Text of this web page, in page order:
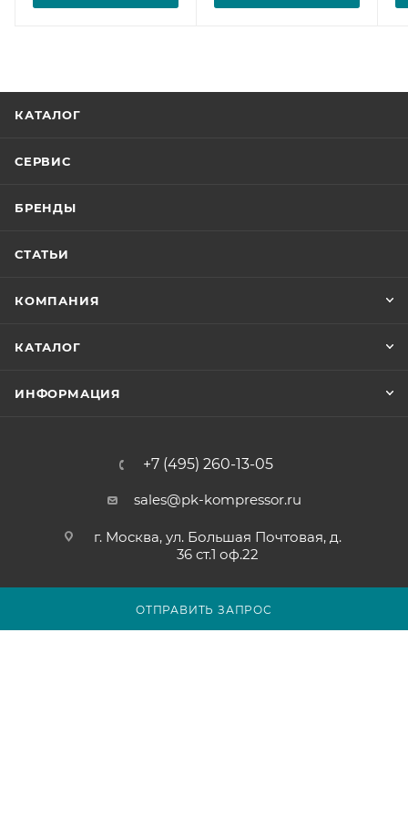
ОТПРАВИТЬ ЗАПРОС
КАТАЛОГ
СЕРВИС
БРЕНДЫ
СТАТЬИ
КОМПАНИЯ
КАТАЛОГ
ИНФОРМАЦИЯ
+7 (495) 260-13-05
sales@pk-kompressor.ru
г. Москва, ул. Большая Почтовая, д.
36 ст.1 оф.22